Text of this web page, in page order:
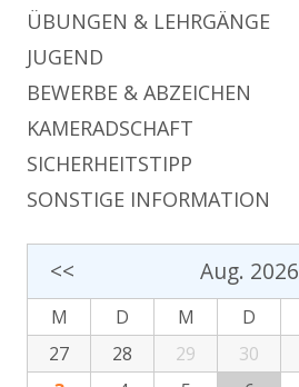
ÜBUNGEN & LEHRGÄNGE
JUGEND
BEWERBE & ABZEICHEN
KAMERADSCHAFT
SICHERHEITSTIPP
SONSTIGE INFORMATION
<< Aug. 2026
M D M D
27
28 29 30